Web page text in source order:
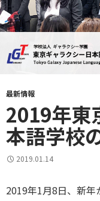
最新情報
2019年東
本語学校
2019.01.14
2019年1月8日、新